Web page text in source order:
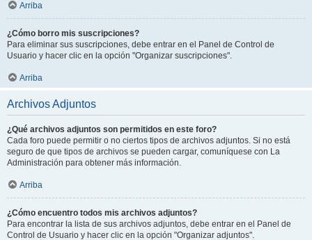
Arriba
¿Cómo borro mis suscripciones?
Para eliminar sus suscripciones, debe entrar en el Panel de Control de
Usuario y hacer clic en la opción "Organizar suscripciones".
Arriba
Archivos Adjuntos
¿Qué archivos adjuntos son permitidos en este foro?
Cada foro puede permitir o no ciertos tipos de archivos adjuntos. Si no está
seguro de que tipos de archivos se pueden cargar, comuníquese con La
Administración para obtener más información.
Arriba
¿Cómo encuentro todos mis archivos adjuntos?
Para encontrar la lista de sus archivos adjuntos, debe entrar en el Panel de
Control de Usuario y hacer clic en la opción "Organizar adjuntos".